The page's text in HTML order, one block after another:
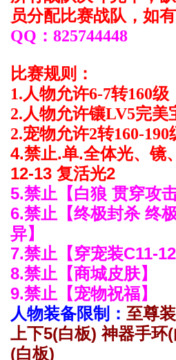
员分配比赛战队，如
QQ：825744448
比赛规则：
1.人物允许6-7转160级
2.人物允许镶LV5完美
2.宠物允许2转160-190
4.禁止.单.全体光、镜
12-13 复活光2
5.禁止【白狼 贯穿攻击
6.禁止【终极封杀 终
异】
7.禁止 【穿宠装C11-12
8.禁止 【商城皮肤】
9.禁止 【宠物祝福】
人物装备限制： 至尊
上下5(白板)神器手环
(白板)